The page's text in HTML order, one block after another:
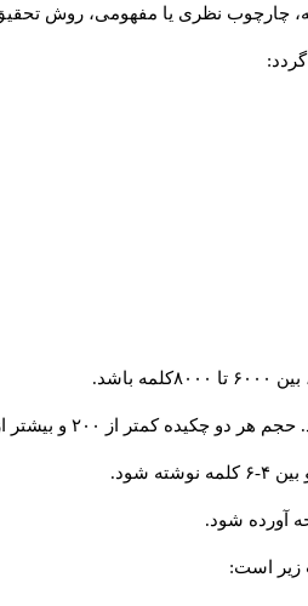
چارچوب نظری یا مفهومی، روش تحقیق،
از ۲۰۰ و بیشتر از ۲۵۰ کلمه نباشد.
شود.
آورده شود.
زیر است: